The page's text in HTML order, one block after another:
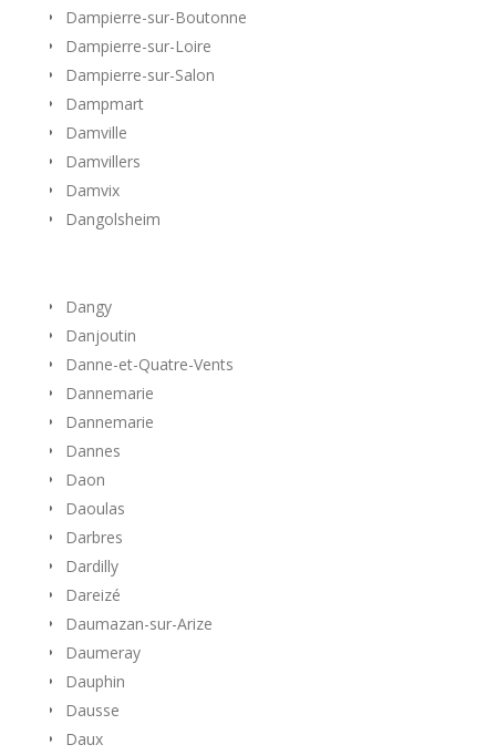
Dampierre-sur-Boutonne
Dampierre-sur-Loire
Dampierre-sur-Salon
Dampmart
Damville
Damvillers
Damvix
Dangolsheim
Dangy
Danjoutin
Danne-et-Quatre-Vents
Dannemarie
Dannemarie
Dannes
Daon
Daoulas
Darbres
Dardilly
Dareizé
Daumazan-sur-Arize
Daumeray
Dauphin
Dausse
Daux